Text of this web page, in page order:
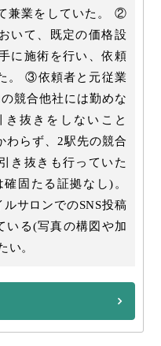
兼業をしていた。 ②
いて、既定の価格設
に施術を行い、依頼
。 ③依頼者と元従業
競合他社には勤めな
抜きをしないこと
わらず、2駅先の競合
き抜きも行っていた
固たる証拠なし)。
サロンでのSNS投稿
いる(写真の構図や加
い。